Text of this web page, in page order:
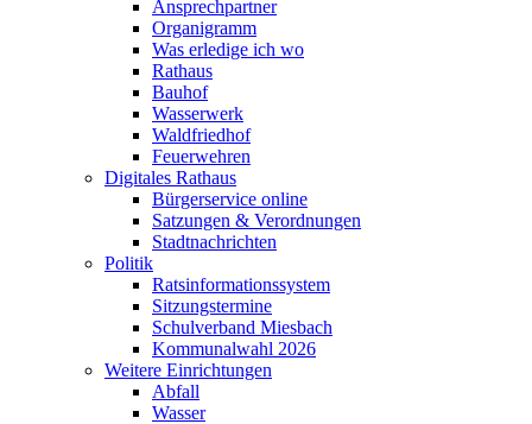
Ansprechpartner
Organigramm
Was erledige ich wo
Rathaus
Bauhof
Wasserwerk
Waldfriedhof
Feuerwehren
Digitales Rathaus
Bürgerservice online
Satzungen & Verordnungen
Stadtnachrichten
Politik
Ratsinformationssystem
Sitzungstermine
Schulverband Miesbach
Kommunalwahl 2026
Weitere Einrichtungen
Abfall
Wasser